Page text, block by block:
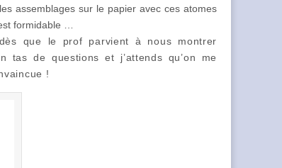
assemblages sur le papier avec ces atomes
formidable …
que le prof parvient à nous montrer
de questions et j’attends qu’on me
!